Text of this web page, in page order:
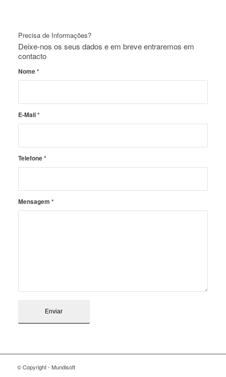
Precisa de Informações?
Deixe-nos os seus dados e em breve entraremos em
contacto
Nome*
E-Mail*
Telefone*
Mensagem *
© Copyright - Mundisoft